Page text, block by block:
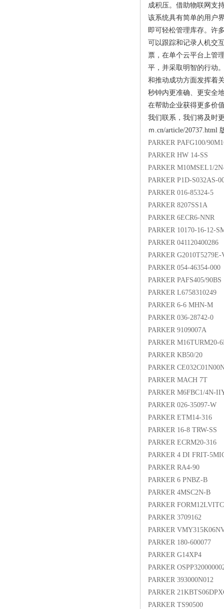
成积压。借助物联网支
该系统具有简单的用户
即可轻松管理库存。许
可以跟踪和记录人机交
票，在单个云平台上管
平，并采取明智的行动
和推动成功方面发挥着
秒钟内更准确、更安全
在帮助企业获得更多价
我们联系，我们将及时
ｍ.cn/article/
PARKER PAFG100/
PARKER HW 14-SS
PARKER M10MSEL1/
PARKER P1D-S032AS-
PARKER 016-85324-5
PARKER 8207SS1A
PARKER 6ECR6-NNR
PARKER 10170-16-12-
PARKER 041120400286
PARKER G2010T5279E-
PARKER 054-46354-000
PARKER PAFS405/90BS
PARKER L6758310249
PARKER 6-6 MHN-M
PARKER 036-28742-0
PARKER 9109007A
PARKER M16TURM20-
PARKER KB50/20
PARKER
PARKER MACH 7T
PARKER M6FBC1/4N-
PARKER 026-35097-W
PARKER ETM14-316
PARKER 16-8 TRW-SS
PARKER ECRM20-316
PARKER 4 DI FRIT-
PARKER RA4-90
PARKER 6 PNBZ-B
PARKER 4MSC2N-B
PARKER
PARKER 3709162
PARKER
PARKER 180-600077
PARKER G14XP4
PARKER
PARKER 393000N012
PARKER
PARKER TS90500